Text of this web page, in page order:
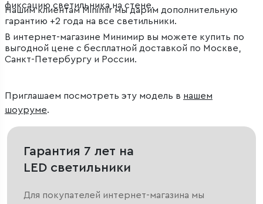
фиксацию светильника на стене.
Нашим клиентам Minimir мы дарим дополнительную
гарантию +2 года на все светильники.
В интернет-магазине Минимир вы можете купить по
выгодной цене с бесплатной доставкой по Москве,
Санкт-Петербургу и России.
Приглашаем посмотреть эту модель в нашем
шоуруме.
Гарантия 7 лет на
LED светильники
Для покупателей интернет-магазина мы